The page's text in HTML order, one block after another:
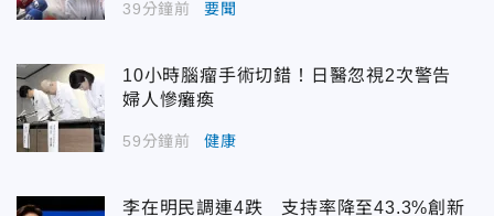
39分鐘前 要聞
10小時腦瘤手術切錯！日醫忽視2次警告
婦人慘癱瘓
59分鐘前 健康
李在明民調連4跌 支持率降至43.3%創新